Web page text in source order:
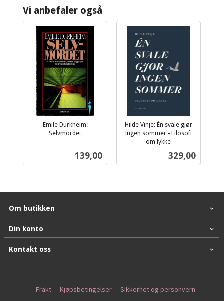
Vi anbefaler også
Emile Durkheim:
Selvmordet
Pris
139,00
Hilde Vinje: Én svale gjør
ingen sommer - Filosofi
om lykke
Pris
329,00
Om butikken
Din konto
Kontakt oss
Frakt Kjøpsbetingelser Sikkerhet og personvern